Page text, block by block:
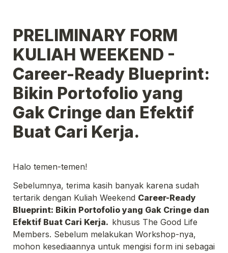
PRELIMINARY FORM
KULIAH WEEKEND -
Career-Ready Blueprint:
Bikin Portofolio yang
Gak Cringe dan Efektif
Buat Cari Kerja.
Halo temen-temen!
Sebelumnya, terima kasih banyak karena sudah
tertarik dengan Kuliah Weekend Career-Ready
Blueprint: Bikin Portofolio yang Gak Cringe dan
Efektif Buat Cari Kerja. khusus The Good Life
Members. Sebelum melakukan Workshop-nya,
mohon kesediaannya untuk mengisi form ini sebagai